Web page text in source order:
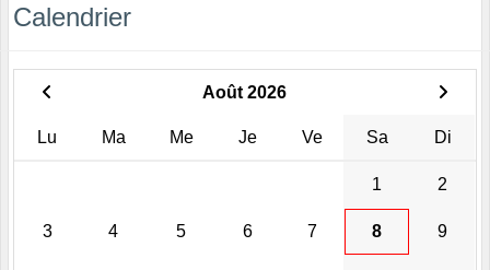
Calendrier
Août 2026
Lu Ma Me Je Ve Sa Di
1 2
3 4 5 6 7 8 9